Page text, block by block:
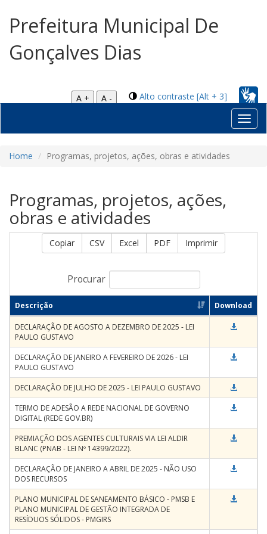
Prefeitura Municipal De
Gonçalves Dias
Alto contraste [Alt + 3]
A +
A -
Home Programas, projetos, ações, obras e atividades
Programas, projetos, ações,
obras e atividades
Copiar CSV Excel PDF Imprimir
Procurar
Descrição Download
DECLARAÇÃO DE AGOSTO A DEZEMBRO DE 2025 - LEI
PAULO GUSTAVO
DECLARAÇÃO DE JANEIRO A FEVEREIRO DE 2026 - LEI
PAULO GUSTAVO
DECLARAÇÃO DE JULHO DE 2025 - LEI PAULO GUSTAVO
TERMO DE ADESÃO A REDE NACIONAL DE GOVERNO
DIGITAL (REDE GOV.BR)
PREMIAÇÃO DOS AGENTES CULTURAIS VIA LEI ALDIR
BLANC (PNAB - LEI Nº 14399/2022).
DECLARAÇÃO DE JANEIRO A ABRIL DE 2025 - NÃO USO
DOS RECURSOS
PLANO MUNICIPAL DE SANEAMENTO BÁSICO - PMSB E
PLANO MUNICIPAL DE GESTÃO INTEGRADA DE
RESÍDUOS SÓLIDOS - PMGIRS